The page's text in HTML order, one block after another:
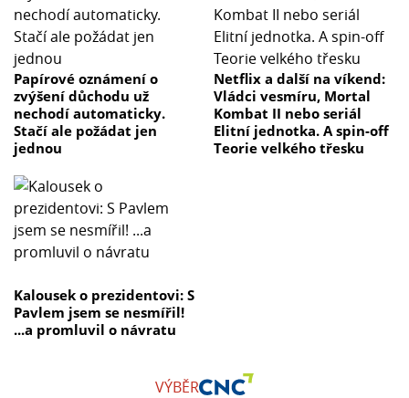
Papírové oznámení o
zvýšení důchodu už
nechodí automaticky.
Stačí ale požádat jen
jednou
Netflix a další na víkend:
Vládci vesmíru, Mortal
Kombat II nebo seriál
Elitní jednotka. A spin-off
Teorie velkého třesku
Kalousek o prezidentovi: S
Pavlem jsem se nesmířil!
...a promluvil o návratu
VÝBĚR